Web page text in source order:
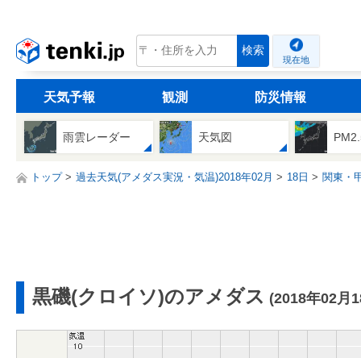
tenki.jp 検索
現在地
天気予報 観測 防災情報
雨雲レーダー 天気図
トップ 過去天気(アメダス実況・気温)2018年02月 18日 関東・
黒磯(クロイソ)のアメダス (2018年02月